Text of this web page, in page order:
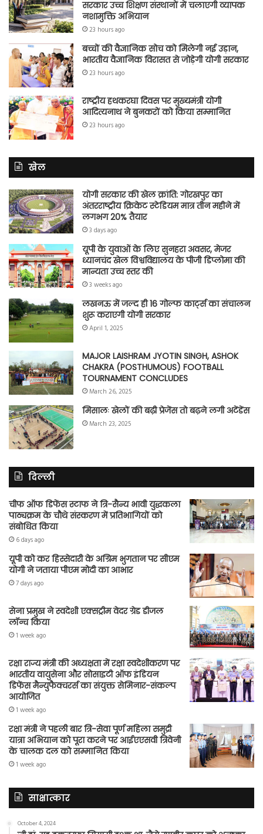
सरकार उच्च शिक्षण संस्थानों में चलाएगी व्यापक
नशामुक्ति अभियान
23 hours ago
बच्चों की वैज्ञानिक सोच को मिलेगी नई उड़ान,
भारतीय वैज्ञानिक विरासत से जोड़ेगी योगी सरकार
23 hours ago
राष्ट्रीय हथकरघा दिवस पर मुख्यमंत्री योगी
आदित्यनाथ ने बुनकरों को किया सम्मानित
23 hours ago
खेल
योगी सरकार की खेल क्रांति: गोरखपुर का
अंतरराष्ट्रीय क्रिकेट स्टेडियम मात्र तीन महीने में
लगभग 20% तैयार
3 days ago
यूपी के युवाओं के लिए सुनहरा अवसर, मेजर
ध्यानचंद खेल विश्वविद्यालय के पीजी डिप्लोमा की
मान्यता उच्च स्तर की
3 weeks ago
लखनऊ में जल्द ही 16 गोल्फ कार्ट्स का संचालन
शुरू कराएगी योगी सरकार
April 1, 2025
MAJOR LAISHRAM JYOTIN SINGH, ASHOK
CHAKRA (POSTHUMOUS) FOOTBALL
TOURNAMENT CONCLUDES
March 26, 2025
मिसालः खेलों की बढ़ी प्रेजेंस तो बढ़ने लगी अटेंडेंस
March 23, 2025
दिल्ली
चीफ ऑफ डिफेंस स्टाफ ने त्रि-सैन्य भावी युद्धकला
पाठ्यक्रम के चौथे संस्करण में प्रतिभागियों को
संबोधित किया
6 days ago
यूपी को कर हिस्सेदारी के अग्रिम भुगतान पर सीएम
योगी ने जताया पीएम मोदी का आभार
7 days ago
सेना प्रमुख ने स्वदेशी एक्सट्रीम वेदर ग्रेड डीजल
लॉन्च किया
1 week ago
रक्षा राज्य मंत्री की अध्यक्षता में रक्षा स्वदेशीकरण पर
भारतीय वायुसेना और सोसाइटी ऑफ इंडियन
डिफेंस मैन्युफैक्चरर्स का संयुक्त सेमिनार-संकल्प
आयोजित
1 week ago
रक्षा मंत्री ने पहली बार त्रि-सेवा पूर्ण महिला समुद्री
यात्रा अभियान को पूरा करने पर आईएएसवी त्रिवेनी
के चालक दल को सम्मानित किया
1 week ago
साक्षात्कार
October 4, 2024